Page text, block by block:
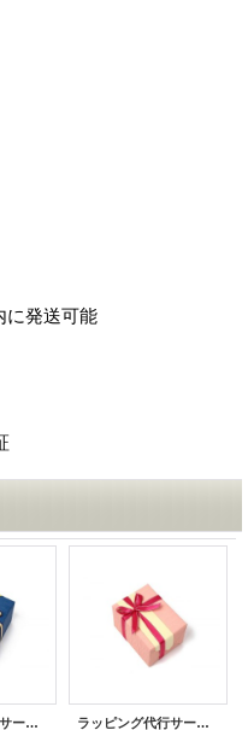
発送可能
ラッピング代行サービス メンズ用 和柄 青 ラッピング代行サービス レディース用 和柄 ピンク